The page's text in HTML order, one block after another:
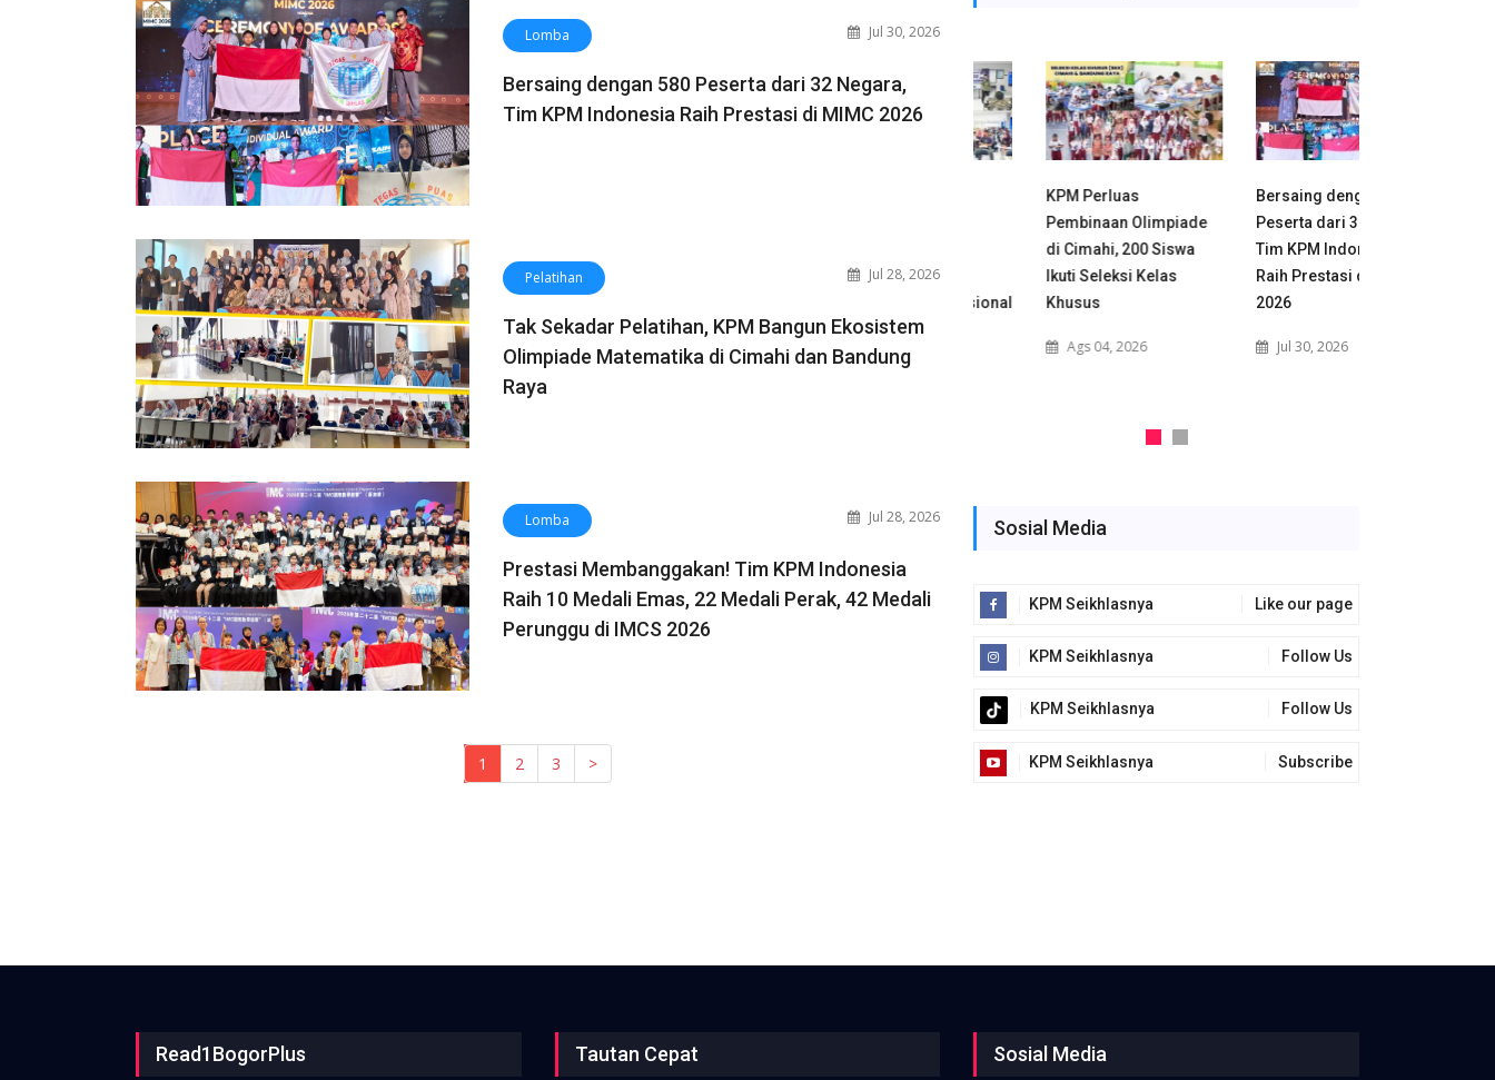
Lomba Jul 30, 2026
Bersaing dengan 580 Peserta dari 32 Negara,
Tim KPM Indonesia Raih Prestasi di MIMC 2026
Pelatihan Jul 28, 2026
Tak Sekadar Pelatihan, KPM Bangun Ekosistem
Olimpiade Matematika di Cimahi dan Bandung
Raya
Lomba Jul 28, 2026
Prestasi Membanggakan! Tim KPM Indonesia
Raih 10 Medali Emas, 22 Medali Perak, 42 Medali
Perunggu di IMCS 2026
1 (current)
2 3 >
Bersaing dengan 580
Tim KPM Indonesia
Raih Prestasi di MIMC
2026
Jul 30, 2026
di Cimahi dan Bandung
Jul 28, 2026
Karawang Melalui
dan MNR
KPM Perluas
Pembinaan Olimpiade
di Cimahi, 200 Siswa
Ikuti Seleksi Kelas
Khusus
Ags 04, 2026
Bersaing dengan 580
Peserta dari 32 Negara,
Tim KPM Indonesia
Raih Prestasi di MIMC
Jul 30, 2026
Sosial Media
KPM Seikhlasnya Like our page
KPM Seikhlasnya Follow Us
KPM Seikhlasnya Follow Us
KPM Seikhlasnya Subscribe
Read1BogorPlus Tautan Cepat Sosial Media